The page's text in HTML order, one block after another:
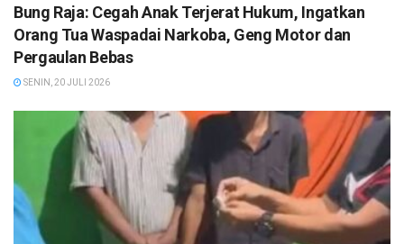
Bung Raja: Cegah Anak Terjerat Hukum, Ingatkan
Orang Tua Waspadai Narkoba, Geng Motor dan
Pergaulan Bebas
SENIN, 20 JULI 2026